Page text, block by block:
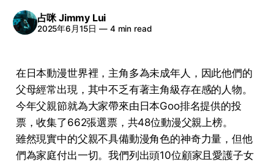
占咪 Jimmy Lui
2025年6月15日 —4 min read
在日本動漫世界裡，主角多為未成年人，因此他們的
父母經常出現，其中不乏有著主角級存在感的人物。
今年父親節就為大家帶來由日本Goo排名提供的投
票，收集了662張選票，共48位動漫父親上榜。
雖然現實中的父親不具備動漫角色的神奇力量，但他
們為家庭付出一切。我們列出頭10位顧家且愛護子女